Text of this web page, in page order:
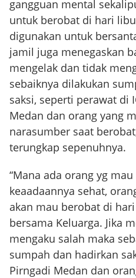
gangguan mental
untuk berobat di hari
digunakan untuk
jamil juga menegaskan
mengelak dan tidak
sebaiknya dilakukan
saksi, seperti perawat di
Medan dan orang yang
narasumber saat
terungkap sepenuhnya.
“Mana ada orang yg
keaadaannya sehat,
akan mau berobat di
bersama Keluarga. Jika
mengaku salah maka
sumpah dan hadirkan
Pirngadi Medan dan